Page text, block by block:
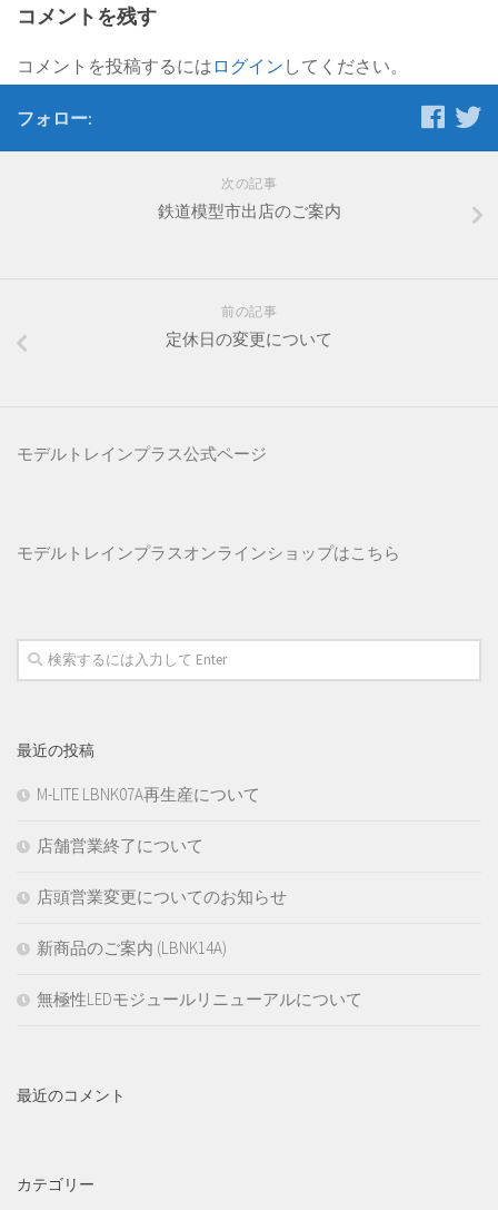
コメントを残す
コメントを投稿するには ログイン してください。
フォロー:
次の記事
鉄道模型市出店のご案内
前の記事
定休日の変更について
モデルトレインプラス公式ページ
モデルトレインプラスオンラインショップはこちら
最近の投稿
M-LITE LBNK07A再生産について
店舗営業終了について
店頭営業変更についてのお知らせ
新商品のご案内 (LBNK14A)
無極性LEDモジュールリニューアルについて
最近のコメント
カテゴリー